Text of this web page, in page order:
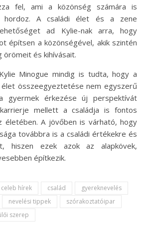
fel, ami a közönség számára is
hordoz. A családi élet és a zene
ad Kylie-nak arra, hogy
építsen a közönségével, akik szintén
örömeit és kihívásait.
Minogue mindig is tudta, hogy a
összeegyeztetése nem egyszerű
gyermek érkezése új perspektívát
mellett a családja is fontos
életében. A jövőben is várható, hogy
továbbra is a családi értékekre és
hiszen ezek azok az alapkövek,
építkezik.
celeb hírek család
gyereknevelés
nevelési tippek
szórakoztatóipar
szerep